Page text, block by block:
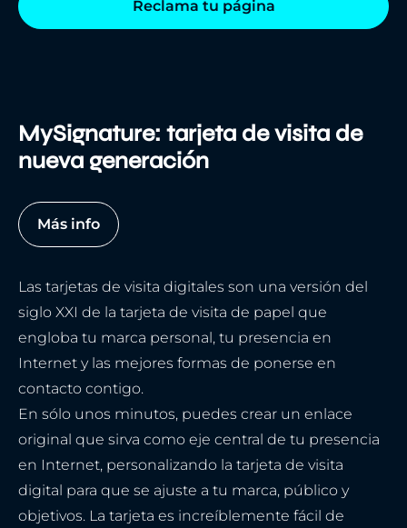
Reclama tu página
MySignature: tarjeta de visita de
nueva generación
Más info
Las tarjetas de visita digitales son una versión del
siglo XXI de la tarjeta de visita de papel que
engloba tu marca personal, tu presencia en
Internet y las mejores formas de ponerse en
contacto contigo.
En sólo unos minutos, puedes crear un enlace
original que sirva como eje central de tu presencia
en Internet, personalizando la tarjeta de visita
digital para que se ajuste a tu marca, público y
objetivos. La tarjeta es increíblemente fácil de